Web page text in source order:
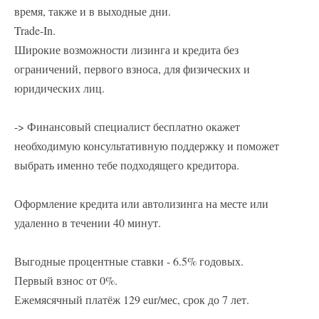
время, также и в выходные дни.
Trade-In.
Широкие возможности лизинга и кредита без
ограничений, первого взноса, для физических и
юридических лиц.
-> Финансовый специалист бесплатно окажет
необходимую консультативную поддержку и поможет
выбрать именно тебе подходящего кредитора.
Оформление кредита или автолизинга на месте или
удаленно в течении 40 минут.
Выгодные процентные ставки - 6.5% годовых.
Первый взнос от 0%.
Ежемясячный платёж 129 eur/мес, срок до 7 лет.